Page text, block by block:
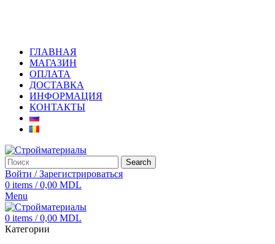
ГЛАВНАЯ
МАГАЗИН
ОПЛАТА
ДОСТАВКА
ИНФОРМАЦИЯ
КОНТАКТЫ
Search
Войти / Зарегистрироваться
0 items / 0,00 MDL
Menu
0 items / 0,00 MDL
Категории